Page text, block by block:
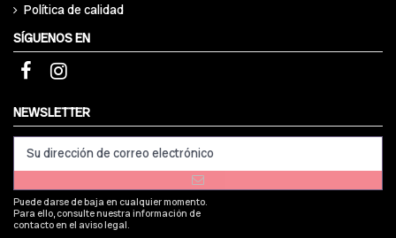
Política de calidad
SÍGUENOS EN
NEWSLETTER
Puede darse de baja en cualquier momento.
Para ello, consulte nuestra información de
contacto en el aviso legal.